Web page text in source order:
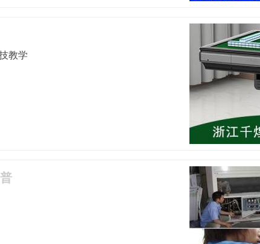
教学
普